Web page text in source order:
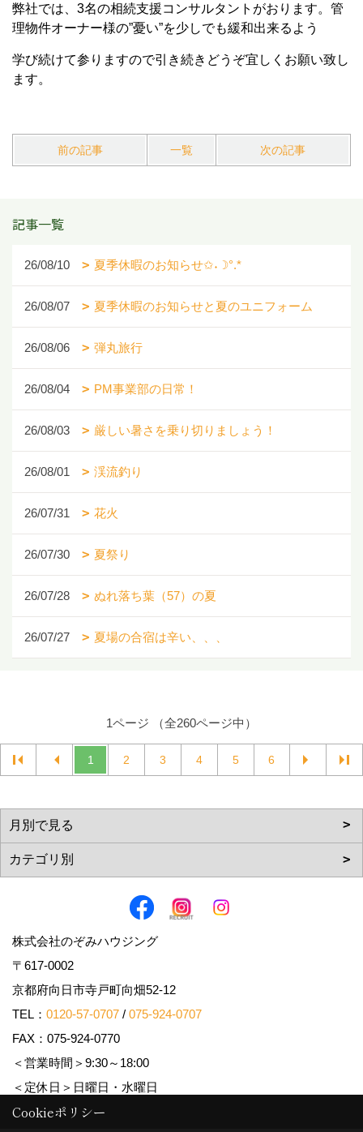
弊社では、3名の相続支援コンサルタントがおります。管
理物件オーナー様の”憂い”を少しでも緩和出来るよう
学び続けて参りますので引き続きどうぞ宜しくお願い致し
ます。
前の記事 一覧 次の記事
記事一覧
26/08/10 夏季休暇のお知らせ✩˖☽°.*
26/08/07 夏季休暇のお知らせと夏のユニフォーム
26/08/06 弾丸旅行
26/08/04 PM事業部の日常！
26/08/03 厳しい暑さを乗り切りましょう！
26/08/01 渓流釣り
26/07/31 花火
26/07/30 夏祭り
26/07/28 ぬれ落ち葉（57）の夏
26/07/27 夏場の合宿は辛い、、、
1ページ （全260ページ中）
1 2 3 4 5 6
株式会社のぞみハウジング
〒617-0002
京都府向日市寺戸町向畑52-12
TEL： 0120-57-0707 / 075-924-0707
FAX：075-924-0770
＜営業時間＞9:30～18:00
＜定休日＞日曜日・水曜日
Cookieポリシー